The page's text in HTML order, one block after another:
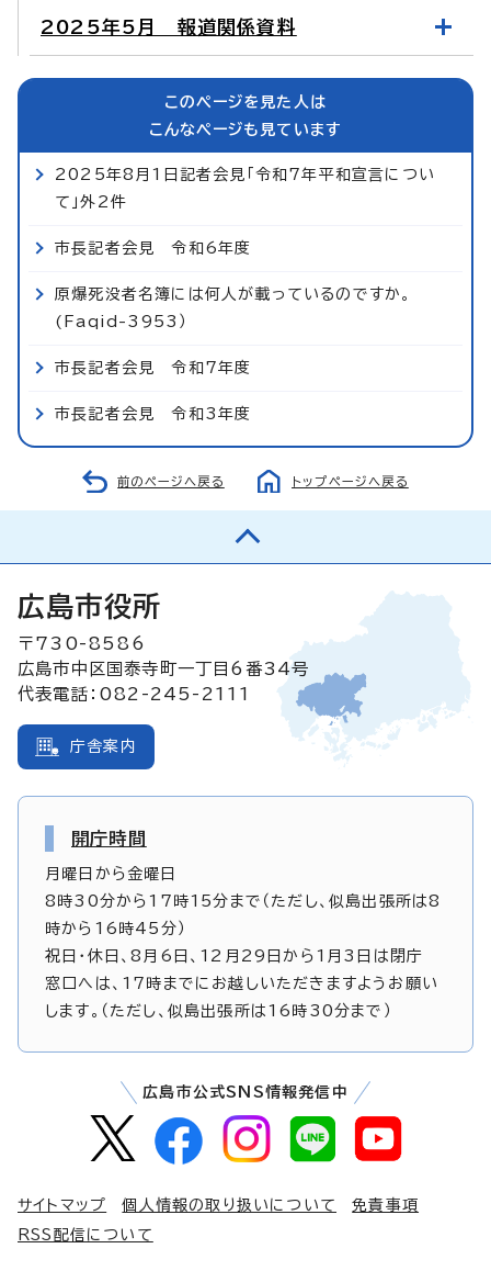
2025年5月 報道関係資料
このページを見た人は
こんなページも見ています
2025年8月1日記者会見「令和7年平和宣言につい
て」外2件
市長記者会見 令和6年度
原爆死没者名簿には何人が載っているのですか。
(Faqid-3953）
市長記者会見 令和7年度
市長記者会見 令和3年度
前のページへ戻る トップページへ戻る
広島市役所
〒730-8586
広島市中区国泰寺町一丁目6番34号
代表電話：082-245-2111
庁舎案内
開庁時間
月曜日から金曜日
8時30分から17時15分まで（ただし、似島出張所は8
時から16時45分）
祝日・休日、8月6日、12月29日から1月3日は閉庁
窓口へは、17時までにお越しいただきますようお願い
します。（ただし、似島出張所は16時30分まで）
広島市公式SNS情報発信中
サイトマップ 個人情報の取り扱いについて
免責事項
RSS配信について